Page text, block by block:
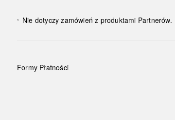
¹ Nie dotyczy zamówień z produktami Partnerów.
Formy Płatności